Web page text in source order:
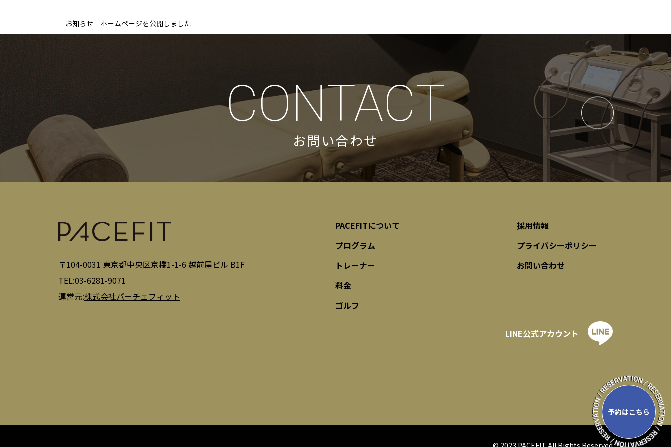
お知らせ ホームページを公開しました
CONTACT
お問い合わせ
〒104-0031 東京都中央区京橋1-1-6 越前屋ビル B1F
TEL:03-6281-9071
運営元:株式会社パーチェフィット
PACEFITについて
プログラム
トレーナー
料金
ゴルフ
採用情報
プライバシーポリシー
お問い合わせ
LINE公式アカウント
© 2023 PACEFIT All Rights Reserved
予約はこちら